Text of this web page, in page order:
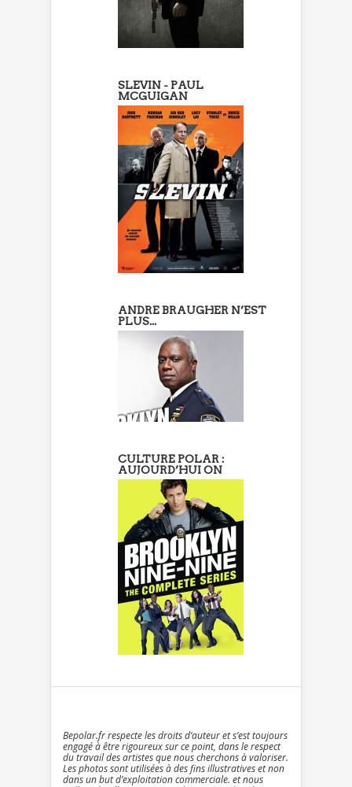
SLEVIN - PAUL
MCGUIGAN
ANDRE BRAUGHER N’EST
PLUS...
CULTURE POLAR :
AUJOURD’HUI ON
Bepolar.fr respecte les droits d’auteur et s’est toujours
engagé à être rigoureux sur ce point, dans le respect
du travail des artistes que nous cherchons à valoriser.
Les photos sont utilisées à des fins illustratives et non
dans un but d’exploitation commerciale. et nous